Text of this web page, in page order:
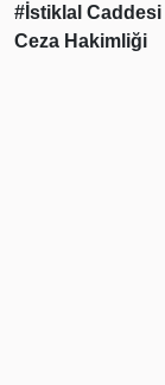
#İstiklal Caddesi
Ceza Hakimliği